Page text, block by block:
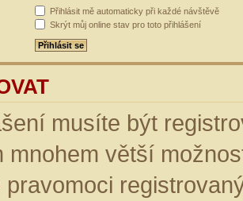
Přihlásit mě automaticky při každé návštěvě
Skrýt můj online stav pro toto přihlášení
musíte být
mnohem větší
pravomoci